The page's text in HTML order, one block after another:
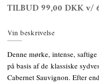
TILBUD99,00 DKKv/
Vin beskrivelse
Denne mørke, intense,
på basis af de klassiske
Cabernet Sauvignon. Efter